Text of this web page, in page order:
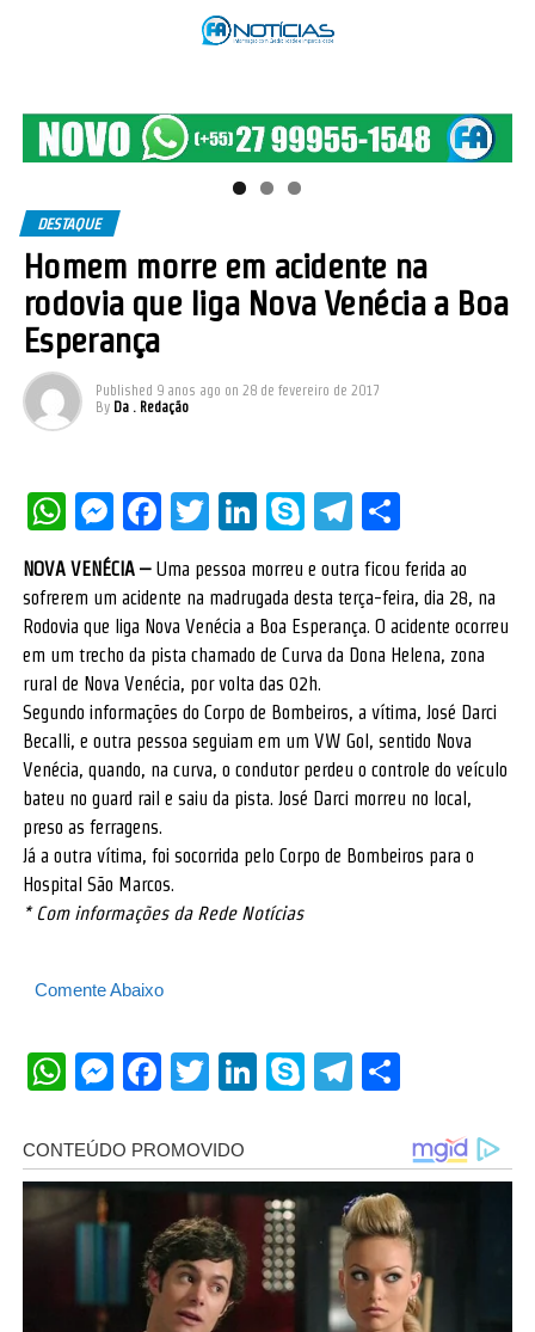
DESTAQUE
Homem morre em acidente na
rodovia que liga Nova Venécia a Boa
Esperança
Published 9 anos ago on 28 de fevereiro de 2017
By Da . Redação
WhatsApp
Messenger
Facebook
Twitter
LinkedIn
SkypeTelegram
NOVA VENÉCIA –Uma pessoa morreu e outra ficou ferida ao
sofrerem um acidente na madrugada desta terça-feira, dia 28, na
Rodovia que liga Nova Venécia a Boa Esperança. O acidente ocorreu
em um trecho da pista chamado de Curva da Dona Helena, zona
rural de Nova Venécia, por volta das 02h.
Segundo informações do Corpo de Bombeiros, a vítima, José Darci
Becalli, e outra pessoa seguiam em um VW Gol, sentido Nova
Venécia, quando, na curva, o condutor perdeu o controle do veículo
bateu no guard rail e saiu da pista. José Darci morreu no local,
preso as ferragens.
Já a outra vítima, foi socorrida pelo Corpo de Bombeiros para o
Hospital São Marcos.
* Com informações da Rede Notícias
Comente Abaixo
WhatsApp
Messenger
Facebook
Twitter
LinkedIn
SkypeTelegram